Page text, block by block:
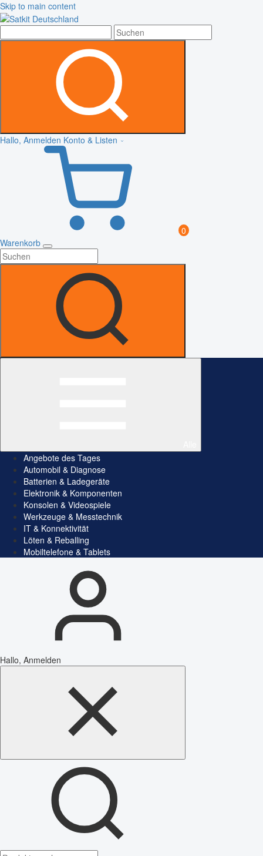
Skip to main content
Hallo, Anmelden Konto & Listen
0
Warenkorb
Angebote des Tages
Automobil & Diagnose
Batterien & Ladegeräte
Elektronik & Komponenten
Konsolen & Videospiele
Werkzeuge & Messtechnik
IT & Konnektivität
Löten & Reballing
Mobiltelefone & Tablets
Hallo, Anmelden